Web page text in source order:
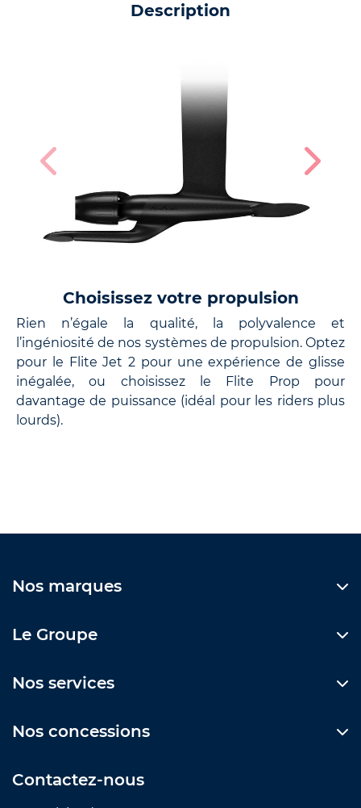
Description
Choisissez votre propulsion
Rien n’égale la qualité, la polyvalence et
l’ingéniosité de nos systèmes de propulsion. Optez
pour le Flite Jet 2 pour une expérience de glisse
inégalée, ou choisissez le Flite Prop pour
davantage de puissance (idéal pour les riders plus
lourds).
Nos marques
Le Groupe
Nos services
Nos concessions
Contactez-nous